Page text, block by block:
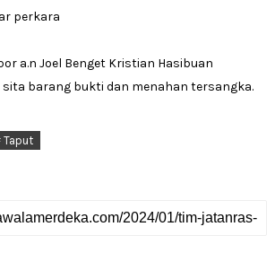
perkara
a.n Joel Benget Kristian Hasibuan
sita barang bukti dan menahan tersangka.
Taput